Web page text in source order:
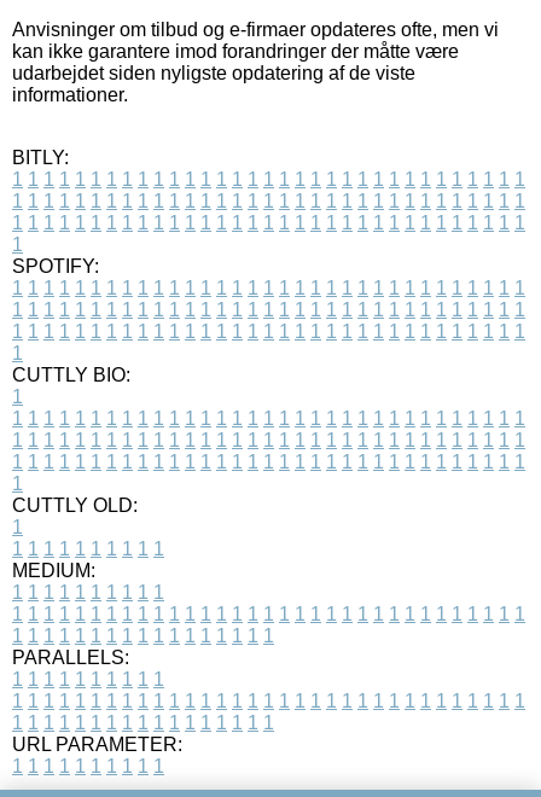
Anvisninger om tilbud og e-firmaer opdateres ofte, men vi
kan ikke garantere imod forandringer der måtte være
udarbejdet siden nyligste opdatering af de viste
informationer.
BITLY:
1 1 1 1 1 1 1 1 1 1 1 1 1 1 1 1 1 1 1 1 1 1 1 1 1 1 1 1 1 1 1 1 1
1 1 1 1 1 1 1 1 1 1 1 1 1 1 1 1 1 1 1 1 1 1 1 1 1 1 1 1 1 1 1 1 1
1 1 1 1 1 1 1 1 1 1 1 1 1 1 1 1 1 1 1 1 1 1 1 1 1 1 1 1 1 1 1 1 1
1
SPOTIFY:
1 1 1 1 1 1 1 1 1 1 1 1 1 1 1 1 1 1 1 1 1 1 1 1 1 1 1 1 1 1 1 1 1
1 1 1 1 1 1 1 1 1 1 1 1 1 1 1 1 1 1 1 1 1 1 1 1 1 1 1 1 1 1 1 1 1
1 1 1 1 1 1 1 1 1 1 1 1 1 1 1 1 1 1 1 1 1 1 1 1 1 1 1 1 1 1 1 1 1
1
CUTTLY BIO:
1
1 1 1 1 1 1 1 1 1 1 1 1 1 1 1 1 1 1 1 1 1 1 1 1 1 1 1 1 1 1 1 1 1
1 1 1 1 1 1 1 1 1 1 1 1 1 1 1 1 1 1 1 1 1 1 1 1 1 1 1 1 1 1 1 1 1
1 1 1 1 1 1 1 1 1 1 1 1 1 1 1 1 1 1 1 1 1 1 1 1 1 1 1 1 1 1 1 1 1
1
CUTTLY OLD:
1
1 1 1 1 1 1 1 1 1 1
MEDIUM:
1 1 1 1 1 1 1 1 1 1
1 1 1 1 1 1 1 1 1 1 1 1 1 1 1 1 1 1 1 1 1 1 1 1 1 1 1 1 1 1 1 1 1
1 1 1 1 1 1 1 1 1 1 1 1 1 1 1 1 1
PARALLELS:
1 1 1 1 1 1 1 1 1 1
1 1 1 1 1 1 1 1 1 1 1 1 1 1 1 1 1 1 1 1 1 1 1 1 1 1 1 1 1 1 1 1 1
1 1 1 1 1 1 1 1 1 1 1 1 1 1 1 1 1
URL PARAMETER:
1 1 1 1 1 1 1 1 1 1